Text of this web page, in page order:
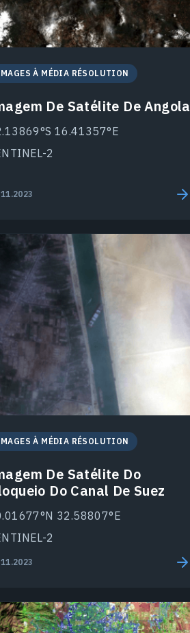
À MÉDIA RÉSOLUTION
De Satélite De Angola
16.41357°E
2
À MÉDIA RÉSOLUTION
De Satélite Do
Do Canal De Suez
32.58807°E
2